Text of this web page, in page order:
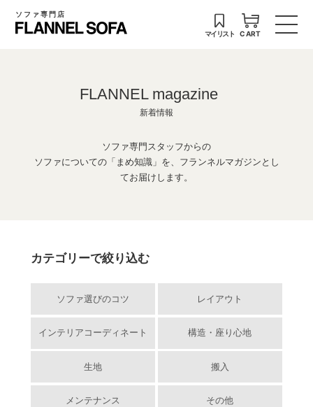
ソファ専門店
マイリスト CART
FLANNEL magazine
新着情報
ソファ専門スタッフからの
ソファについての「まめ知識」を、フランネルマガジンとし
てお届けします。
カテゴリーで絞り込む
ソファ選びのコツ レイアウト
インテリアコーディネート 構造・座り心地
生地 搬入
メンテナンス その他